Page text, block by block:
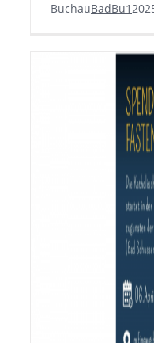
BuchauBadBu1